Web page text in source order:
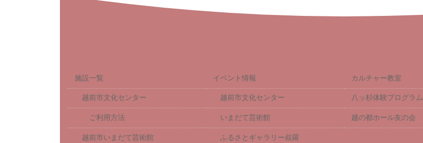
施設一覧
越前市文化センター
ご利用方法
越前市いまだて芸術館
イベント情報
越前市文化センター
いまだて芸術館
ふるさとギャラリー叔羅
カルチャー教室
八ッ杉体験プログラム
越の都ホール友の会